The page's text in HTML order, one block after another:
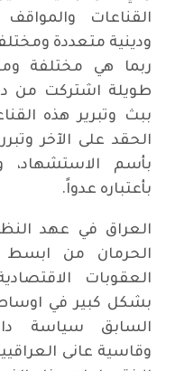
القناعات
ودينية متعددة
ربما هي مختلفة
طويلة اشتركت من
ببث وتبرير هذه
الحقد على الآخر
بأسم الاستشهاد،
بأعتباره عدواً.
العراق في عهد
الحرمان من ابسط
العقوبات
بشكل كبير في
السابق سياسة
وقاسية عانى